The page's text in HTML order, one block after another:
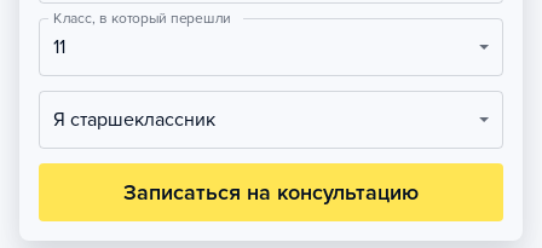
Класс, в который перешли
11
Я старшеклассник
Записаться на консультацию